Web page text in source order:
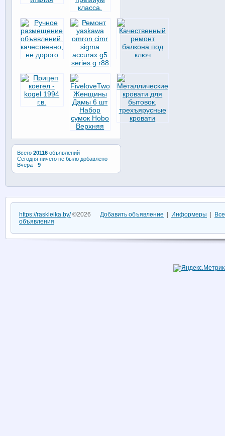
Всего 20116объявлений
Сегодня ничего не было добавлено
Вчера - 9
https://raskleika.by/©2026 Добавить объявление Информеры
объявления